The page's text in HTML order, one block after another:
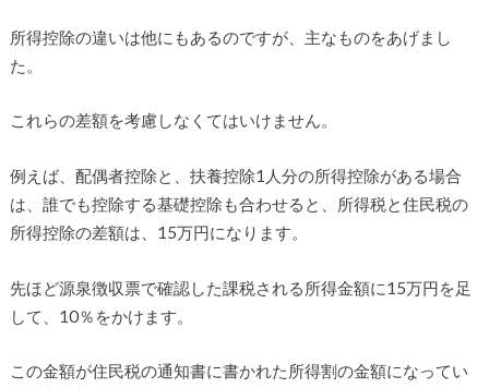
所得控除の違いは他にもあるのですが、主なものをあげまし
た。
これらの差額を考慮しなくてはいけません。
例えば、配偶者控除と、扶養控除1人分の所得控除がある場合
は、誰でも控除する基礎控除も合わせると、所得税と住民税の
所得控除の差額は、15万円になります。
先ほど源泉徴収票で確認した課税される所得金額に15万円を足
して、10％をかけます。
この金額が住民税の通知書に書かれた所得割の金額になってい